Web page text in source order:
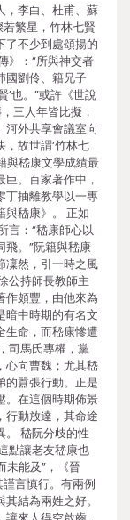
，李白、杜甫、蘇
繁星，竹林七賢
了不少到處頌揚的
》：“所與神交者
國劉伶、籍兄子
’也。”或許《世說
三人年皆比擬，
河外共享會議室向
故世謂‘竹林七
與嵇康文學成績最
。百家著作中，
丁抽離教學以一專
與嵇康》。 正如
言：“嵇康師心以
飛。”阮籍與嵇康
凜然，引一時之風
公持師長教師主
作頗豐，由他來為
暗中時期的有名文
生命，而嵇康慘遭
司馬氏專權，黨
心向曹魏；尤其嵇
的囂張行動。正是
。在這個時期佈景
行動放達，其命途
。 嵇阮分歧的性
點讓老友嵇康也
未能及”，《晉
言慎行。有兩例
結為兩姓之好。